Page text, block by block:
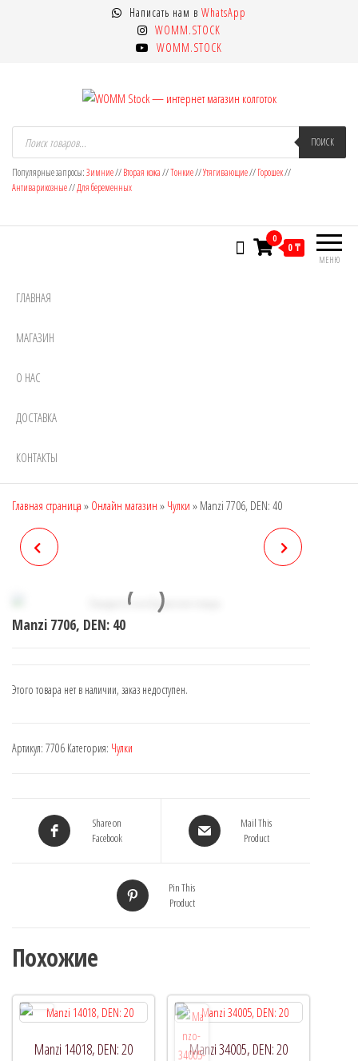
Написать нам в WhatsApp
WOMM.STOCK
WOMM.STOCK
WOMM Stock — интернет магазин
колготок
Колготки MANZI, Naja Street тонкие,
фантазийные, чулки, лосины
Поиск
товаров ПОИСК
Популярные запросы:Зимние//Вторая кожа//Тонкие//Утягивающие//Горошек//
Антиварикозные//Для беременных
МЕНЮ
0
0 ₸
ГЛАВНАЯ
МАГАЗИН
О НАС
ДОСТАВКА
КОНТАКТЫ
Главная страница » Онлайн магазин » Чулки » Manzi 7706, DEN: 40
Manzi 7706, DEN: 40
Этого товара нет в наличии, заказ недоступен.
Артикул: 7706 Категория: Чулки
Share on
Facebook
Mail This
Product
Pin This
Product
Похожие
Manzi 14018, DEN: 20 Manzi 34005, DEN: 20